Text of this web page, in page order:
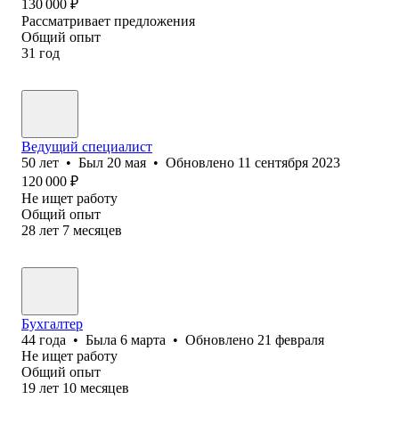
130 000 ₽
Рассматривает предложения
Общий опыт
31 год
Ведущий специалист
50 лет • Был 20 мая • Обновлено 11 сентября 2023
120 000 ₽
Не ищет работу
Общий опыт
28 лет 7 месяцев
Бухгалтер
44 года • Была 6 марта • Обновлено 21 февраля
Не ищет работу
Общий опыт
19 лет 10 месяцев